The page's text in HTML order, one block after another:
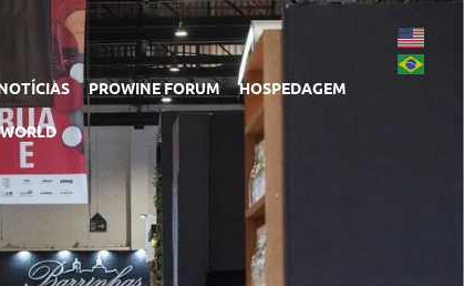
PROWINE FORUM HOSPEDAGEM